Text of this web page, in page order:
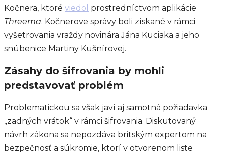
Kočnera, ktoré viedol prostredníctvom aplikácie
Threema. Kočnerove správy boli získané v rámci
vyšetrovania vraždy novinára Jána Kuciaka a jeho
snúbenice Martiny Kušnírovej.
Zásahy do šifrovania by mohli
predstavovať problém
Problematickou sa však javí aj samotná požiadavka
„zadných vrátok“ v rámci šifrovania. Diskutovaný
návrh zákona sa nepozdáva britským expertom na
bezpečnosť a súkromie, ktorí v otvorenom liste